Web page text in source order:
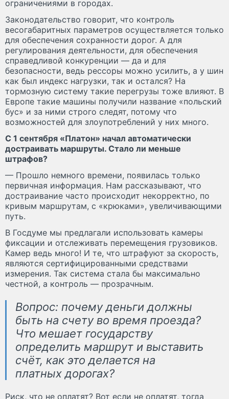
ограничениями в городах.
Законодательство говорит, что контроль
весогабаритных параметров осуществляется только
для обеспечения сохранности дорог. А для
регулирования деятельности, для обеспечения
справедливой конкуренции — да и для
безопасности, ведь рессоры можно усилить, а у шин
как был индекс нагрузки, так и остался? На
тормозную систему такие перегрузы тоже влияют. В
Европе такие машины получили название «польский
бус» и за ними строго следят, потому что
возможностей для злоупотреблений у них много.
С 1 сентября «Платон» начал автоматически
достраивать маршруты. Стало ли меньше
штрафов?
— Прошло немного времени, появилась только
первичная информация. Нам рассказывают, что
достраивание часто происходит некорректно, по
кривым маршрутам, с «крюками», увеличивающими
путь.
В Госдуме мы предлагали использовать камеры
фиксации и отслеживать перемещения грузовиков.
Камер ведь много! И те, что штрафуют за скорость,
являются сертифицированными средствами
измерения. Так система стала бы максимально
честной, а контроль — прозрачным.
Вопрос: почему деньги должны
быть на счету во время проезда?
Что мешает государству
определить маршрут и выставить
счёт, как это делается на
платных дорогах?
Риск, что не оплатят? Вот если не оплатят, тогда